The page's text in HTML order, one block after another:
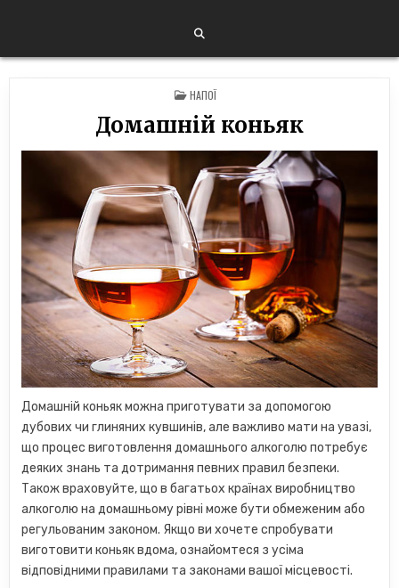
POSTED
IN
НАПОЇ
Домашній коньяк
Домашній коньяк можна приготувати за допомогою
дубових чи глиняних кувшинів, але важливо мати на увазі,
що процес виготовлення домашнього алкоголю потребує
деяких знань та дотримання певних правил безпеки.
Також враховуйте, що в багатьох країнах виробництво
алкоголю на домашньому рівні може бути обмеженим або
регульованим законом. Якщо ви хочете спробувати
виготовити коньяк вдома, ознайомтеся з усіма
відповідними правилами та законами вашої місцевості.